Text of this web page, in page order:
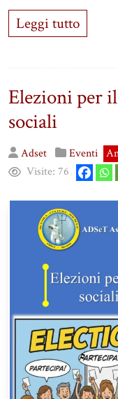
Leggi tutto
Elezioni per
sociali
Adset Eventi
Visite: 76